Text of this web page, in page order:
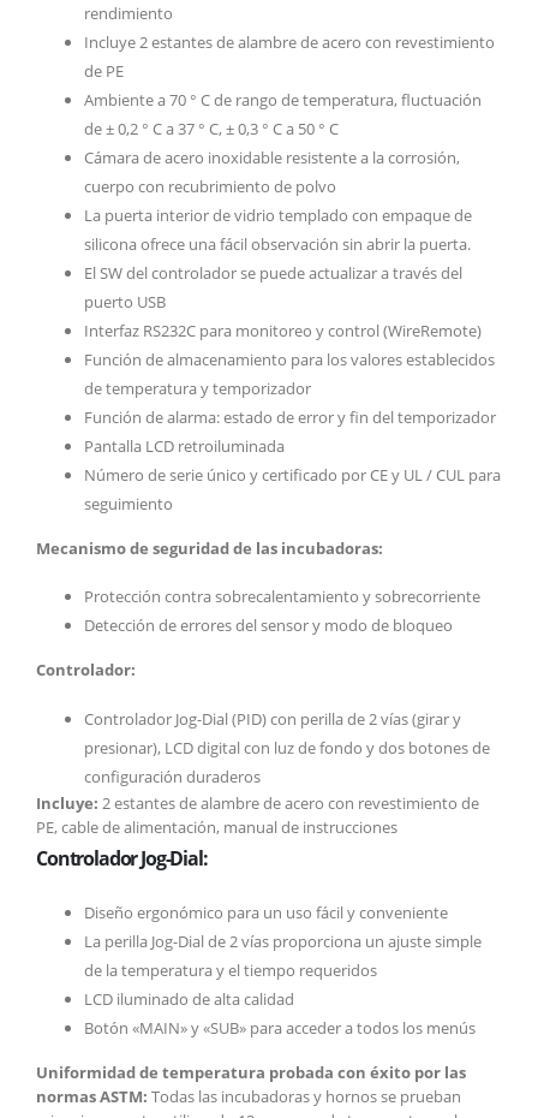
rendimiento
Incluye 2 estantes de alambre de acero con revestimiento
de PE
Ambiente a 70 ° C de rango de temperatura, fluctuación
de ± 0,2 ° C a 37 ° C, ± 0,3 ° C a 50 ° C
Cámara de acero inoxidable resistente a la corrosión,
cuerpo con recubrimiento de polvo
La puerta interior de vidrio templado con empaque de
silicona ofrece una fácil observación sin abrir la puerta.
El SW del controlador se puede actualizar a través del
puerto USB
Interfaz RS232C para monitoreo y control (WireRemote)
Función de almacenamiento para los valores establecidos
de temperatura y temporizador
Función de alarma: estado de error y fin del temporizador
Pantalla LCD retroiluminada
Número de serie único y certificado por CE y UL / CUL para
seguimiento
Mecanismo de seguridad de las incubadoras:
Protección contra sobrecalentamiento y sobrecorriente
Detección de errores del sensor y modo de bloqueo
Controlador:
Controlador Jog-Dial (PID) con perilla de 2 vías (girar y
presionar), LCD digital con luz de fondo y dos botones de
configuración duraderos
Incluye: 2 estantes de alambre de acero con revestimiento de
PE, cable de alimentación, manual de instrucciones
Controlador Jog-Dial:
Diseño ergonómico para un uso fácil y conveniente
La perilla Jog-Dial de 2 vías proporciona un ajuste simple
de la temperatura y el tiempo requeridos
LCD iluminado de alta calidad
Botón «MAIN» y «SUB» para acceder a todos los menús
Uniformidad de temperatura probada con éxito por las
normas ASTM: Todas las incubadoras y hornos se prueban